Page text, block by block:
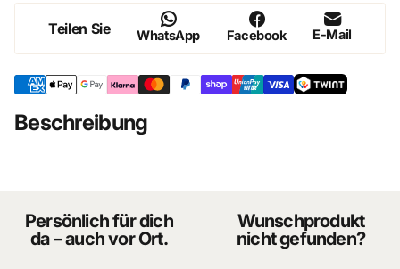
Teilen Sie WhatsApp Facebook E-Mail
Beschreibung
Persönlich für dich
da – auch vor Ort.
Wunschprodukt
nicht gefunden?